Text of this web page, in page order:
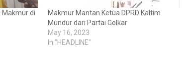
Makmur di
Makmur Mantan Ketua DPRD Kaltim
Mundur dari Partai Golkar
May 16, 2023
In "HEADLINE"